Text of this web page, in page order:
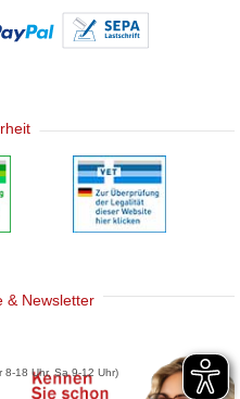
& Newsletter
8-18 Uhr, Sa 9-12 Uhr)